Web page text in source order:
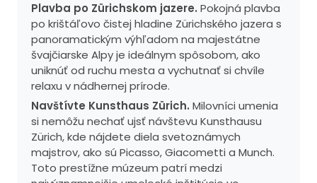
Plavba po Zürichskom jazere. Pokojná plavba
po krištáľovo čistej hladine Zürichského jazera s
panoramatickým výhľadom na majestátne
švajčiarske Alpy je ideálnym spôsobom, ako
uniknúť od ruchu mesta a vychutnať si chvíle
relaxu v nádhernej prírode.
Navštívte Kunsthaus Zürich. Milovníci umenia
si nemôžu nechať ujsť návštevu Kunsthausu
Zürich, kde nájdete diela svetoznámych
majstrov, ako sú Picasso, Giacometti a Munch.
Toto prestížne múzeum patrí medzi